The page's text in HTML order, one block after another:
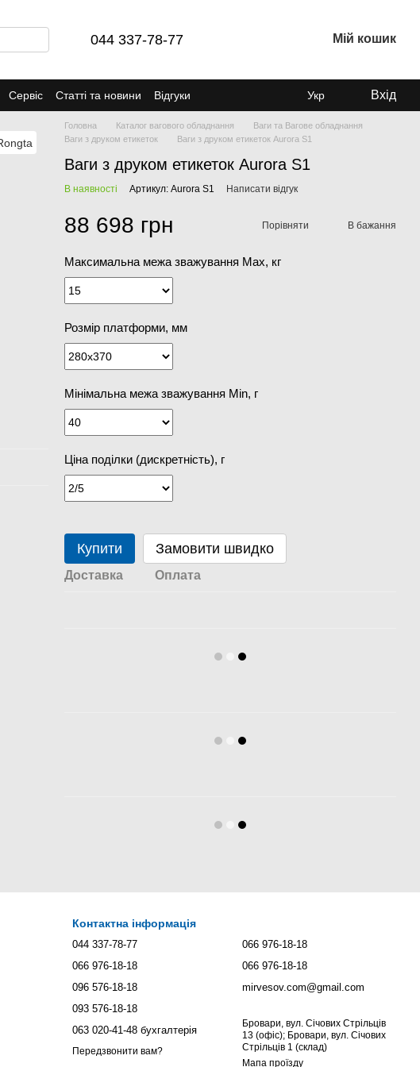
044 337-78-77 Мій кошик
Сервіс Статті та новини
Відгуки
Укр Вхід
Головна Каталог вагового обладнання
Ваги та Вагове обладнання
Ваги з друком етикеток
Ваги з друком етикеток Aurora S1
Ваги з друком етикеток Aurora S1
В наявності Артикул: Aurora S1 Написати відгук
88 698 грн Порівняти В бажання
Максимальна межа зважування Мах, кг
Розмір платформи, мм
Мінімальна межа зважування Min, г
Ціна поділки (дискретність), г
Купити Замовити швидко
Доставка Оплата
Контактна інформація
044 337-78-77
066 976-18-18
096 576-18-18
093 576-18-18
063 020-41-48 бухгалтерія
Передзвонити вам?
066 976-18-18
066 976-18-18
mirvesov.com@gmail.com
Бровари, вул. Січових Стрільців
13 (офіс); Бровари, вул. Січових
Стрільців 1 (склад)
Мапа проїзду